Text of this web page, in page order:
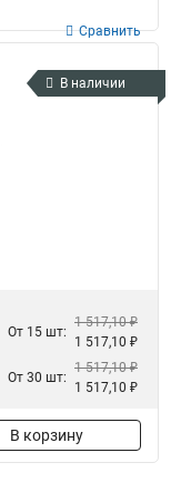
Сравнить
В наличии
От 15 шт:
1 517,10 ₽
1 517,10 ₽
От 30 шт:
1 517,10 ₽
1 517,10 ₽
В корзину